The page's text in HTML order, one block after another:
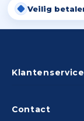
Veilig
Contact
Klantenservice